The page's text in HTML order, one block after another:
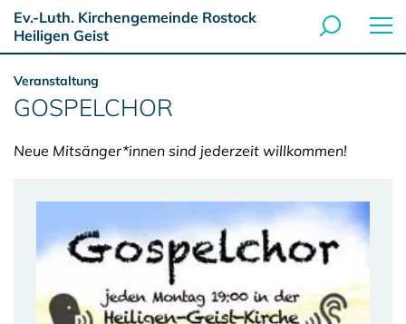
Ev.-Luth. Kirchengemeinde Rostock
Heiligen Geist
Veranstaltung
GOSPELCHOR
Neue Mitsänger*innen sind jederzeit willkommen!